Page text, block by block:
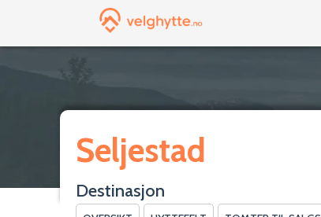
Seljestad
Destinasjon